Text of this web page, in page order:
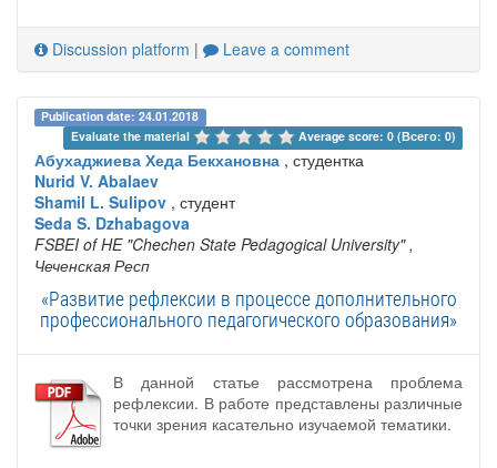
Discussion platform | Leave a comment
Publication date: 24.01.2018
Evaluate the material
Average score: 0 (Всего: 0)
Абухаджиева Хеда Бекхановна , студентка
Nurid V. Abalaev
Shamil L. Sulipov , студент
Seda S. Dzhabagova
FSBEI of HE "Chechen State Pedagogical University" ,
Чеченская Респ
«Развитие рефлексии в процессе дополнительного
профессионального педагогического образования»
В данной статье рассмотрена проблема
рефлексии. В работе представлены различные
точки зрения касательно изучаемой тематики.